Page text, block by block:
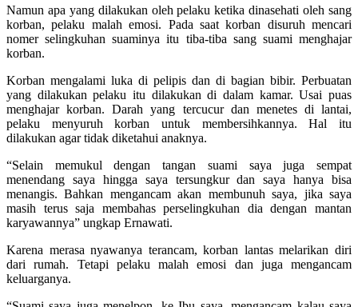
Namun apa yang dilakukan oleh pelaku ketika dinasehati oleh sang
korban, pelaku malah emosi. Pada saat korban disuruh mencari
nomer selingkuhan suaminya itu tiba-tiba sang suami menghajar
korban.
Korban mengalami luka di pelipis dan di bagian bibir. Perbuatan
yang dilakukan pelaku itu dilakukan di dalam kamar. Usai puas
menghajar korban. Darah yang tercucur dan menetes di lantai,
pelaku menyuruh korban untuk membersihkannya. Hal itu
dilakukan agar tidak diketahui anaknya.
“Selain memukul dengan tangan suami saya juga sempat
menendang saya hingga saya tersungkur dan saya hanya bisa
menangis. Bahkan mengancam akan membunuh saya, jika saya
masih terus saja membahas perselingkuhan dia dengan mantan
karyawannya” ungkap Ernawati.
Karena merasa nyawanya terancam, korban lantas melarikan diri
dari rumah. Tetapi pelaku malah emosi dan juga mengancam
keluarganya.